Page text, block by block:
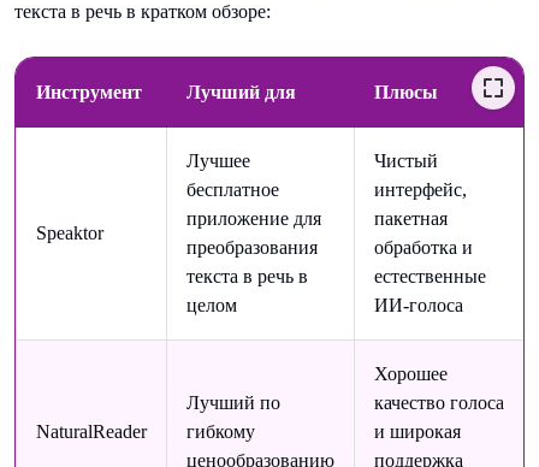
текста в речь в кратком обзоре:
Инструмент Лучший для Плюсы
Speaktor
Лучшее
бесплатное
приложение для
преобразования
текста в речь в
целом
Чистый
интерфейс,
пакетная
обработка и
естественные
ИИ-голоса
NaturalReader
Лучший по
гибкому
ценообразованию
Хорошее
качество голоса
и широкая
поддержка